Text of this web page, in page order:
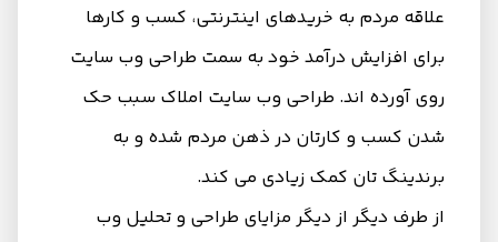
علاقه مردم به خریدهای اینترنتی، کسب و کارها
برای افزایش درآمد خود به سمت طراحی وب سایت
روی آورده اند. طراحی وب سایت املاک سبب حک
شدن کسب و کارتان در ذهن مردم شده و به
برندینگ تان کمک زیادی می‌ کند.
از طرف دیگر از دیگر مزایای طراحی و تحلیل وب